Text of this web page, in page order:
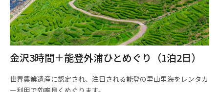
金沢3時間＋能登外浦ひとめぐり（1泊2日）
世界農業遺産に認定され、注目される能登の里山里海をレンタカ
ー利用で効率良くめぐります。